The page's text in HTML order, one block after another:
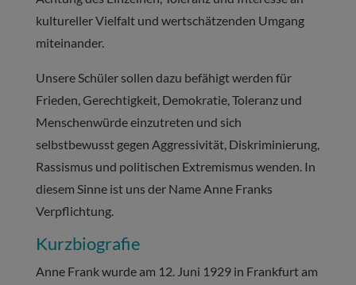
kultureller Vielfalt und wertschätzenden Umgang
miteinander.
Unsere Schüler sollen dazu befähigt werden für
Frieden, Gerechtigkeit, Demokratie, Toleranz und
Menschenwürde einzutreten und sich
selbstbewusst gegen Aggressivität, Diskriminierung,
Rassismus und politischen Extremismus wenden. In
diesem Sinne ist uns der Name Anne Franks
Verpflichtung.
Kurzbiografie
Anne Frank wurde am 12. Juni 1929 in Frankfurt am